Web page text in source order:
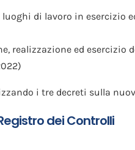
di lavoro in esercizio
realizzazione ed esercizio
i tre decreti sulla
Registro dei Controlli